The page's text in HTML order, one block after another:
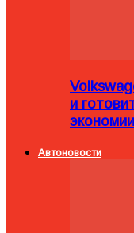
и
экономии
Автоновости